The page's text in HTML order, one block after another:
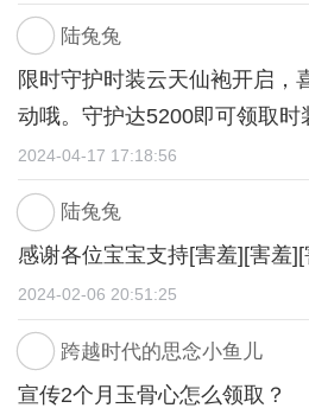
作者：陆兔兔 制作：Nm莉
版权信息：阿光，夜君，乌云
利，观火，寒潭之，殊迷等
③作者这本不属于正统古风文
苏。欢迎各位宝宝捉虫提意见
④亲密戏份都会维持合适尺度
得对主控冒犯请善用跳过。如
接删除一些主线剧情。
了。在此推荐一下兔兔的老坑
有一个言情坑《扑倒男神攻略
看看。感谢喜欢和支持兔兔的
的好想哭 [捂脸]。
还有仙晶抽时装的界面到底在
了，但后面怎么找都找不到
，结果重开以后啥也没有 ，是
动过了还是咋说 ，这情况给
天就是没有找到抽时装的那个
仙晶，还有部分仙晶也搭进
[捂脸] ，我觉得我需要点同
还不止，我只记得前期的属性
了在不同的线购买的仙晶灵晶
用的，现在我的灵晶主要是在
陆兔兔
限时守护时装云天仙袍开启，
动哦。守护达5200即可领取时
2024-04-17 17:18:56
陆兔兔
感谢各位宝宝支持[害羞][害羞][
2024-02-06 20:51:25
跨越时代的思念小鱼儿
宣传2个月玉骨心怎么领取？